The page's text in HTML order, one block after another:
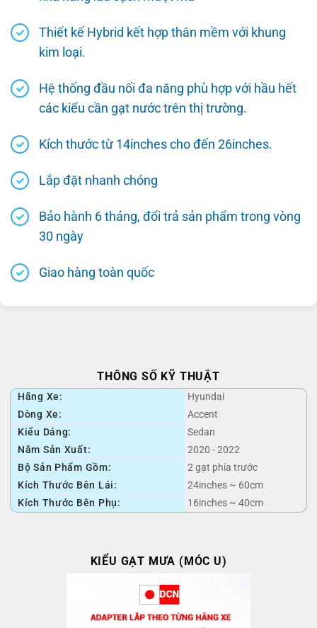
Thiết kế Hybrid kết hợp thân mềm với khung
kim loại.
Hệ thống đầu nối đa năng phù hợp với hầu hết
các kiểu cần gạt nước trên thị trường.
Kích thước từ 14inches cho đến 26inches.
Lắp đặt nhanh chóng
Bảo hành 6 tháng, đổi trả sản phẩm trong vòng
30 ngày
Giao hàng toàn quốc
THÔNG SỐ KỸ THUẬT
Hãng Xe:
Hyundai
Dòng Xe:
Accent
Kiểu Dáng:
Sedan
Năm Sản Xuất:
2020 - 2022
Bộ Sản Phẩm Gồm:
2 gạt phía trước
Kích Thước Bên Lái:
24inches ~ 60cm
Kích Thước Bên Phụ:
16inches ~ 40cm
KIỂU GẠT MƯA (MÓC U)